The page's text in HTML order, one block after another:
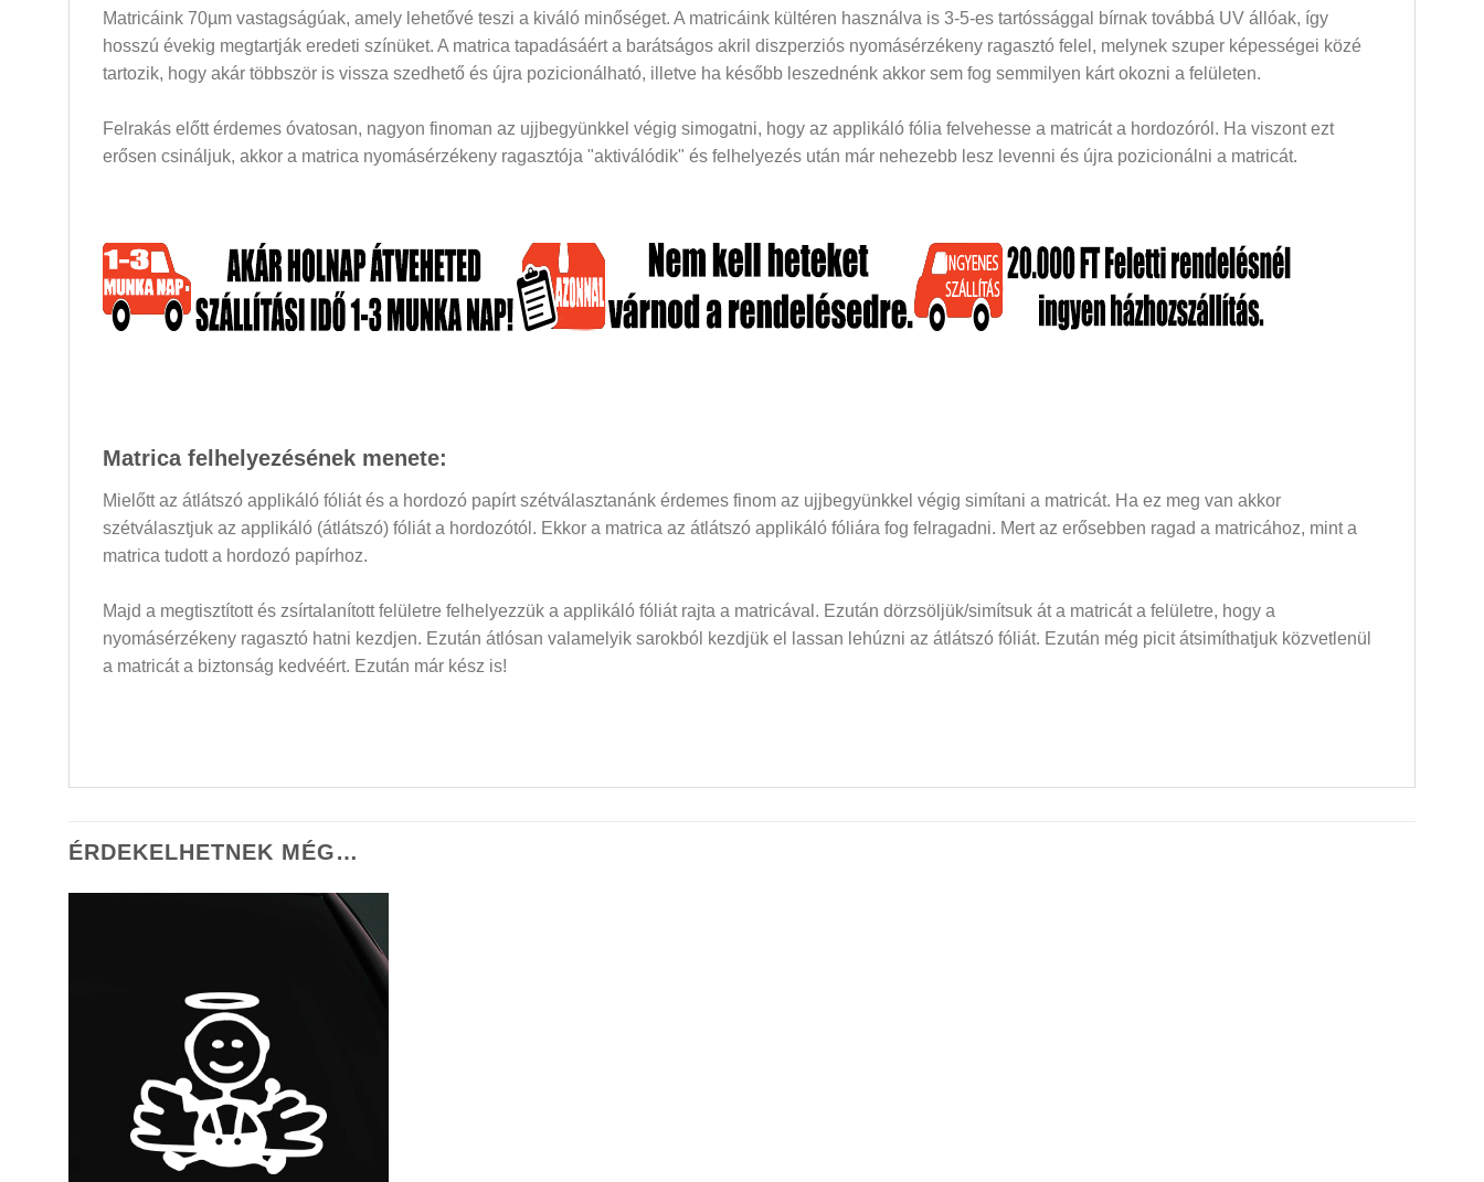
Matricáink 70µm vastagságúak, amely lehetővé teszi a kiváló minőséget. A matricáink kültéren használva is 3-5-es tartóssággal bírnak továbbá UV állóak, így
hosszú évekig megtartják eredeti színüket. A matrica tapadásáért a barátságos akril diszperziós nyomásérzékeny ragasztó felel, melynek szuper képességei közé
tartozik, hogy akár többször is vissza szedhető és újra pozicionálható, illetve ha később leszednénk akkor sem fog semmilyen kárt okozni a felületen.
Felrakás előtt érdemes óvatosan, nagyon finoman az ujjbegyünkkel végig simogatni, hogy az applikáló fólia felvehesse a matricát a hordozóról. Ha viszont ezt
erősen csináljuk, akkor a matrica nyomásérzékeny ragasztója "aktiválódik" és felhelyezés után már nehezebb lesz levenni és újra pozicionálni a matricát.
Matrica felhelyezésének menete:
Mielőtt az átlátszó applikáló fóliát és a hordozó papírt szétválasztanánk érdemes finom az ujjbegyünkkel végig simítani a matricát. Ha ez meg van akkor
szétválasztjuk az applikáló (átlátszó) fóliát a hordozótól. Ekkor a matrica az átlátszó applikáló fóliára fog felragadni. Mert az erősebben ragad a matricához, mint a
matrica tudott a hordozó papírhoz.
Majd a megtisztított és zsírtalanított felületre felhelyezzük a applikáló fóliát rajta a matricával. Ezután dörzsöljük/simítsuk át a matricát a felületre, hogy a
nyomásérzékeny ragasztó hatni kezdjen. Ezután átlósan valamelyik sarokból kezdjük el lassan lehúzni az átlátszó fóliát. Ezután még picit átsimíthatjuk közvetlenül
a matricát a biztonság kedvéért. Ezután már kész is!
ÉRDEKELHETNEK MÉG…